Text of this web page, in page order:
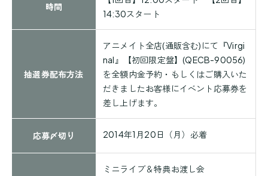
時間
14:30スタート
抽選券配布方法
アニメイト全店(通販含む)にて『Virgi
nal』【初回限定盤】(QECB-90056)
を全額内金予約・もしくはご購入いた
だきましたお客様にイベント応募券を
差し上げます。
応募〆切り 2014年1月20日（月）必着
ミニライブ＆特典お渡し会